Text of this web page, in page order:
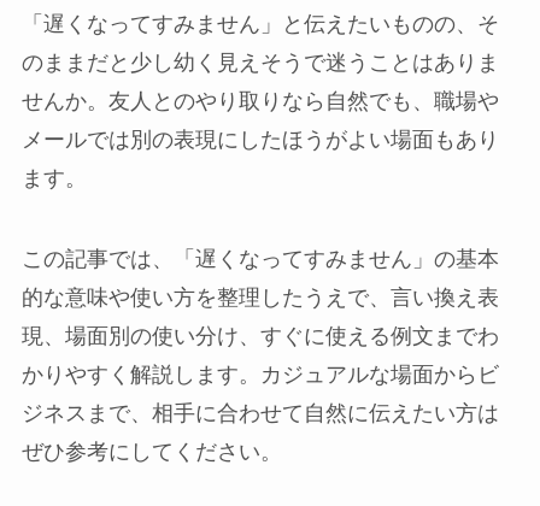
「遅くなってすみません」と伝えたいものの、そ
のままだと少し幼く見えそうで迷うことはありま
せんか。友人とのやり取りなら自然でも、職場や
メールでは別の表現にしたほうがよい場面もあり
ます。
この記事では、「遅くなってすみません」の基本
的な意味や使い方を整理したうえで、言い換え表
現、場面別の使い分け、すぐに使える例文までわ
かりやすく解説します。カジュアルな場面からビ
ジネスまで、相手に合わせて自然に伝えたい方は
ぜひ参考にしてください。